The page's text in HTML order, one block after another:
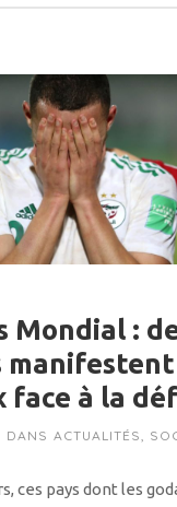
Mondial :
face à la
DANS ACTUALITÉS
ces pays dont les